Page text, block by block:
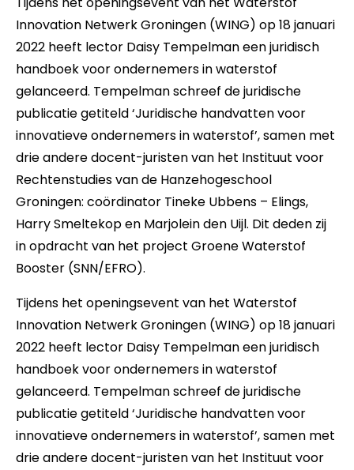
Innovation Netwerk Groningen (WING) op 18 januari
2022 heeft lector Daisy Tempelman een juridisch
handboek voor ondernemers in waterstof
gelanceerd. Tempelman schreef de juridische
publicatie getiteld ‘Juridische handvatten voor
innovatieve ondernemers in waterstof’, samen met
drie andere docent-juristen van het Instituut voor
Rechtenstudies van de Hanzehogeschool
Groningen: coördinator Tineke Ubbens – Elings,
Harry Smeltekop en Marjolein den Uijl. Dit deden zij
in opdracht van het project Groene Waterstof
Booster (SNN/EFRO).
Tijdens het openingsevent van het Waterstof
Innovation Netwerk Groningen (WING) op 18 januari
2022 heeft lector Daisy Tempelman een juridisch
handboek voor ondernemers in waterstof
gelanceerd. Tempelman schreef de juridische
publicatie getiteld ‘Juridische handvatten voor
innovatieve ondernemers in waterstof’, samen met
drie andere docent-juristen van het Instituut voor